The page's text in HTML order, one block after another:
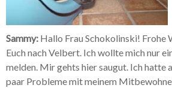
Sammy: Hallo Frau Schokolinski! Frohe
Euch nach Velbert. Ich wollte mich nur
melden. Mir gehts hier saugut. Ich hatte
paar Probleme mit meinem